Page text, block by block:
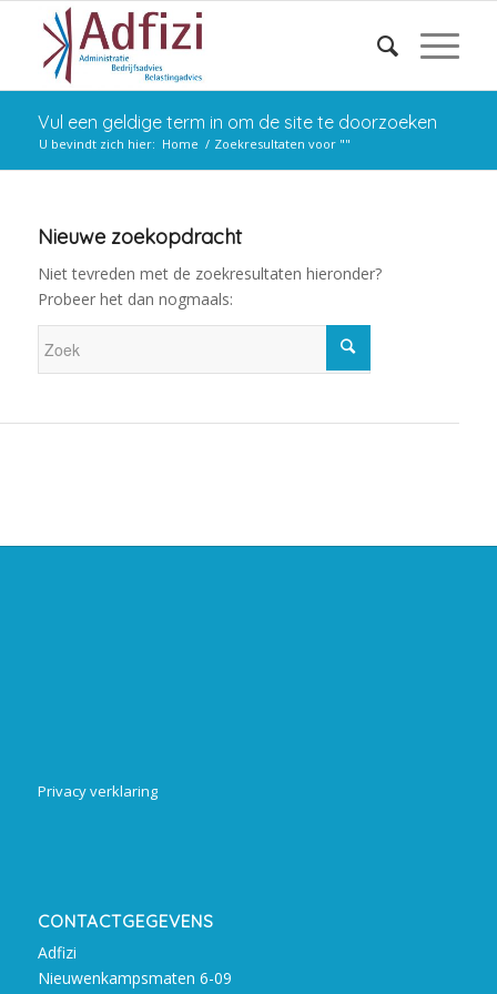
Vul een geldige term in om de site te doorzoeken
U bevindt zich hier: Home / Zoekresultaten voor ""
Nieuwe zoekopdracht
Niet tevreden met de zoekresultaten hieronder?
Probeer het dan nogmaals:
Privacy verklaring
CONTACTGEGEVENS
Adfizi
Nieuwenkampsmaten 6-09